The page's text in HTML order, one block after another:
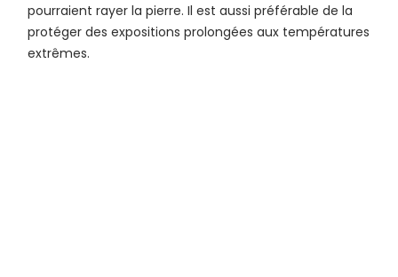
pourraient rayer la pierre. Il est aussi préférable de la
protéger des expositions prolongées aux températures
extrêmes.